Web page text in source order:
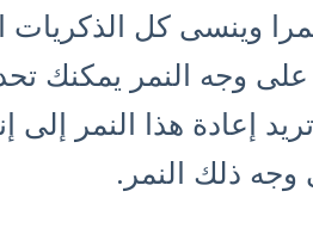
وينسى كل الذكريات
وجه النمر يمكنك
إعادة هذا النمر
ذلك النمر.